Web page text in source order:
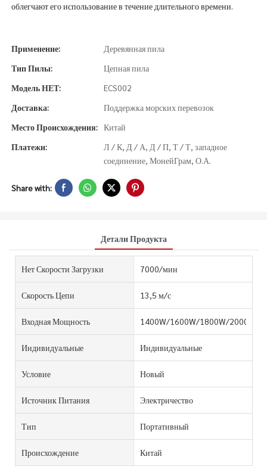
облегчают его использование в течение длительного времени.
Применение:
Деревянная пила
Тип Пилы:
Цепная пила
Модель НЕТ:
ECS002
Доставка:
Поддержка морских перевозок
Место Происхождения: Китай
Платежи:
Л / К, Д / А, Д / П, Т / Т, западное
соединение, МонейГрам, О.А.
Share with:
Детали Продукта
Нет Скорости Загрузки 7000/мин
Скорость Цепи 13,5 м/с
Входная Мощность 1400W/1600W/1800W/2000W/
Индивидуальные Индивидуальные
Условие Новый
Источник Питания Электричество
Тип Портативный
Происхождение Китай